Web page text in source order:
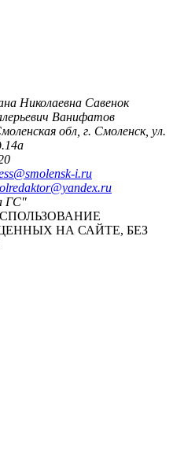
Николаевна Савенок
Ванифатов
обл, г. Смоленск, ул.
i.ru
ГС"
НА САЙТЕ, БЕЗ